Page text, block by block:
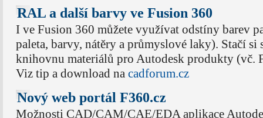
RAL a další barvy ve Fusion 360
I ve Fusion 360 můžete využívat odstíny barev
paleta, barvy, nátěry a průmyslové laky). Stačí si
knihovnu materiálů pro Autodesk produkty (vč.
Viz tip a download na cadforum.cz
Nový web portál F360.cz
Možnosti CAD/CAM/CAE/EDA aplikace